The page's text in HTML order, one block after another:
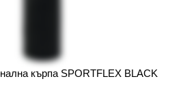
кърпа SPORTFLEX BLACK